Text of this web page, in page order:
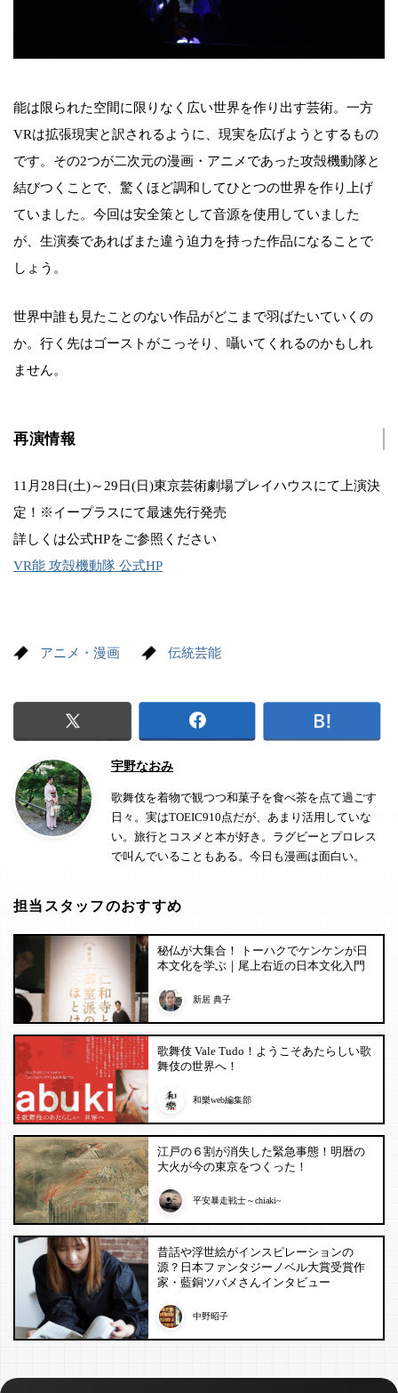
能は限られた空間に限りなく広い世界を作り出す芸術。一方
VRは拡張現実と訳されるように、現実を広げようとするもの
です。その2つが二次元の漫画・アニメであった攻殻機動隊と
結びつくことで、驚くほど調和してひとつの世界を作り上げ
ていました。今回は安全策として音源を使用していました
が、生演奏であればまた違う迫力を持った作品になることで
しょう。
世界中誰も見たことのない作品がどこまで羽ばたいていくの
か。行く先はゴーストがこっそり、囁いてくれるのかもしれ
ません。
再演情報
11月28日(土)～29日(日)東京芸術劇場プレイハウスにて上演決
定！※イープラスにて最速先行発売
詳しくは公式HPをご参照ください
VR能 攻殻機動隊 公式HP
アニメ・漫画 伝統芸能
宇野なおみ
歌舞伎を着物で観つつ和菓子を食べ茶を点て過ごす
日々。実はTOEIC910点だが、あまり活用していな
い。旅行とコスメと本が好き。ラグビーとプロレス
で叫んでいることもある。今日も漫画は面白い。
担当スタッフのおすすめ
秘仏が大集合！ トーハクでケンケンが日
本文化を学ぶ｜尾上右近の日本文化入門
新居 典子
歌舞伎 Vale Tudo！ようこそあたらしい歌
舞伎の世界へ！
和樂web編集部
江戸の６割が消失した緊急事態！明暦の
大火が今の東京をつくった！
平安暴走戦士～chiaki~
昔話や浮世絵がインスピレーションの
源？日本ファンタジーノベル大賞受賞作
家・藍銅ツバメさんインタビュー
中野昭子